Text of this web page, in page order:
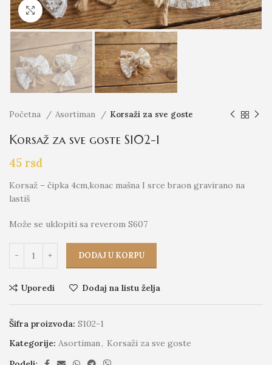
Click to enlarge
Početna Asortiman Korsaži za sve goste
Korsaž za sve goste S102-1
45 rsd
Korsaž – čipka 4cm,konac mašna I srce braon gravirano na
lastiš
Može se uklopiti sa reverom S607
DODAJ U KORPU
Uporedi Dodaj na listu želja
Šifra proizvoda: S102-1
Kategorije: Asortiman, Korsaži za sve goste